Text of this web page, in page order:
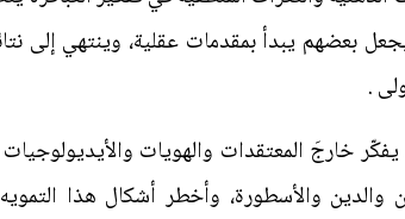
بعضهم يبدأ بمقدمات عقلية، وينتهي إلى
.
خارجَ المعتقدات والهويات والأيديولوجيات
والدين والأسطورة، وأخطر أشكال هذا